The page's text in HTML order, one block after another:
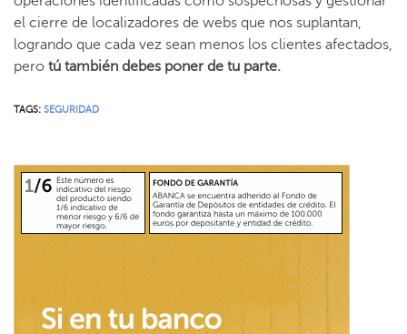
el cierre de localizadores de webs que nos suplantan,
logrando que cada vez sean menos los clientes afectados,
pero tú también debes poner de tu parte.
TAGS: SEGURIDAD